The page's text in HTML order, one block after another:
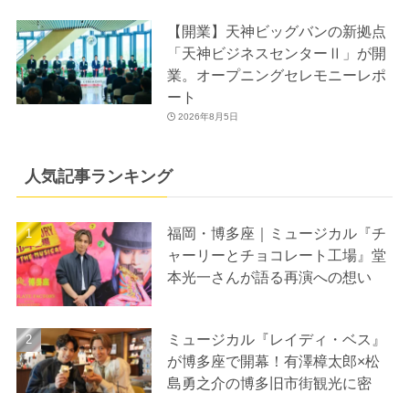
【開業】天神ビッグバンの新拠点
「天神ビジネスセンターⅡ」が開
業。オープニングセレモニーレポ
ート
2026年8月5日
人気記事ランキング
福岡・博多座｜ミュージカル『チ
ャーリーとチョコレート工場』堂
本光一さんが語る再演への想い
ミュージカル『レイディ・ベス』
が博多座で開幕！有澤樟太郎×松
島勇之介の博多旧市街観光に密